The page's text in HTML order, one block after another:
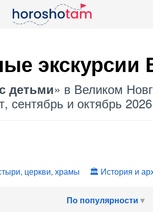
экскурсии
детьми» в Великом
сентябрь и октябрь 2026
церкви, храмы История и
По популярности